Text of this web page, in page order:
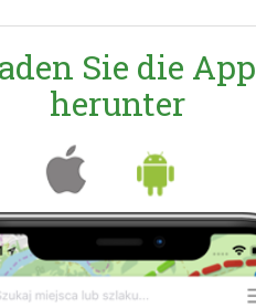
Sie die App
herunter